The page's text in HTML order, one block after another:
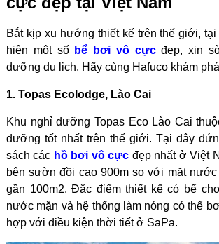
Bắt kịp xu hướng thiết kế trên thế giới,
hiện một số bể bơi vô cựcđẹp, xịn
dưỡng du lịch. Hãy cùng Hafuco khám
1. Topas Ecolodge, Lào Cai
Khu nghỉ dưỡng Topas Eco Lào Cai
dưỡng tốt nhất trên thế giới. Tại đây
sách các hồ bơi vô cực đẹp nhất ở Việt
bên sườn đồi cao 900m so với mặt
gần 100m2. Đặc điểm thiết kế có bể
nước mặn và hệ thống làm nóng có thể
hợp với điều kiện thời tiết ở SaPa.